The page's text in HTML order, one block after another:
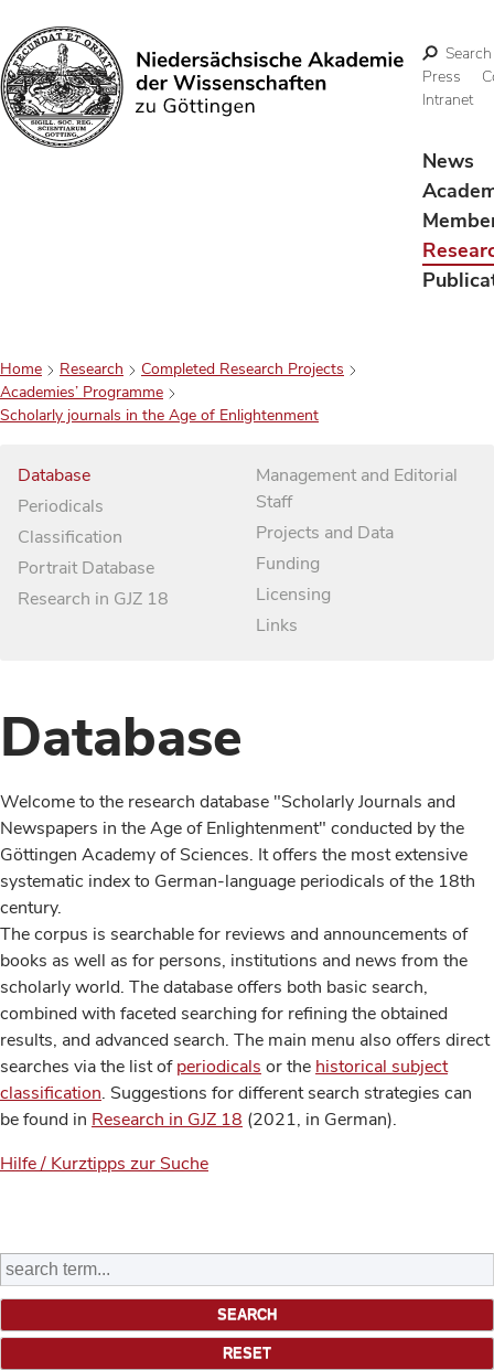
Search
Search
Press
Intranet
News
Home Research
Completed Research Projects
Academies’ Programme
Scholarly journals in the Age of Enlightenment
Database
Periodicals
Classification
Portrait Database
Research in GJZ 18
Management and Editorial
Staff
Projects and Data
Funding
Licensing
Links
Database
Welcome to the research database "Scholarly Journals and
Newspapers in the Age of Enlightenment" conducted by the
Göttingen Academy of Sciences. It offers the most extensive
systematic index to German-language periodicals of the 18th
century.
The corpus is searchable for reviews and announcements of
books as well as for persons, institutions and news from the
scholarly world. The database offers both basic search,
combined with faceted searching for refining the obtained
results, and advanced search. The main menu also offers direct
searches via the list ofperiodicals or the historical subject
classification. Suggestions for different search strategies can
be found in Research in GJZ 18 (2021, in German).
Hilfe / Kurztipps zur Suche